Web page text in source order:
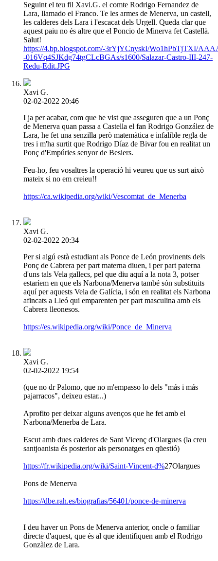
Seguint el teu fil Xavi.G. el comte Rodrigo Fernandez de
Lara, llamado el Franco. Te les armes de Menerva, un castell,
les calderes dels Lara i l'escacat dels Urgell. Queda clar que
aquest paiu no és altre que el Poncio de Minerva fet Castellà.
Salut!
https://4.bp.blogspot.com/-3rYjYCnyskI/Wo1hPbTjTXI/
-016Vq4SJKdg74tgCLcBGAs/s1600/Salazar-Castro-III-247-
Redu-Edit.JPG
Xavi G.
02-02-2022 20:46
I ja per acabar, com que he vist que asseguren que a un Ponç
de Menerva quan passa a Castella el fan Rodrigo González de
Lara, he fet una senzilla però matemàtica e infalible regla de
tres i m'ha surtit que Rodrigo Díaz de Bivar fou en realitat un
Ponç d'Empúries senyor de Besiers.
Feu-ho, feu vosaltres la operació hi veureu que us surt això
mateix si no em creieu!!
https://ca.wikipedia.org/wiki/Vescomtat_de_Menerba
Xavi G.
02-02-2022 20:34
Per si algú està estudiant als Ponce de León provinents dels
Ponç de Cabrera per part materna diuen, i per part paterna
d'uns tals Vela gallecs, pel que diu aquí a la nota 3, potser
estaríem en que els Narbona/Menerva també són substituits
aquí per aquests Vela de Galícia, i són en realitat els Narbona
afincats a Lleó qui emparenten per part masculina amb els
Cabrera lleonesos.
https://es.wikipedia.org/wiki/Ponce_de_Minerva
Xavi G.
02-02-2022 19:54
(que no dr Palomo, que no m'empasso lo dels "más i más
pajarracos", deixeu estar...)
Aprofito per deixar alguns avenços que he fet amb el
Narbona/Menerba de Lara.
Escut amb dues calderes de Sant Vicenç d'Olargues (la creu
santjoanista és posterior als personatges en qüestió)
https://fr.wikipedia.org/wiki/Saint-Vincent-d%27Olargues
Pons de Menerva
https://dbe.rah.es/biografias/56401/ponce-de-minerva
I deu haver un Pons de Menerva anterior, oncle o familiar
directe d'aquest, que és al que identifiquen amb el Rodrigo
Gonzàlez de Lara.